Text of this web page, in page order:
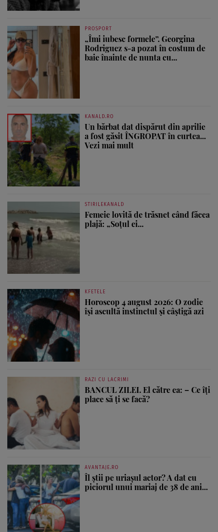
PROSPORT
„Îmi iubesc formele”. Georgina
Rodriguez s-a pozat în costum de
baie înainte de nunta cu...
KANALD.RO
Un bărbat dat dispărut din aprilie
a fost găsit ÎNGROPAT în curtea...
Vezi mai mult
STIRILEKANALD
Femeie lovită de trăsnet când făcea
plajă: „Soțul ei...
KFETELE
Horoscop 4 august 2026: O zodie
își ascultă instinctul și câștigă azi
RAZI CU LACRIMI
BANCUL ZILEI. El către ea: – Ce îți
place să ți se facă?
AVANTAJE.RO
Îl știi pe uriașul actor? A dat cu
piciorul unui mariaj de 38 de ani...